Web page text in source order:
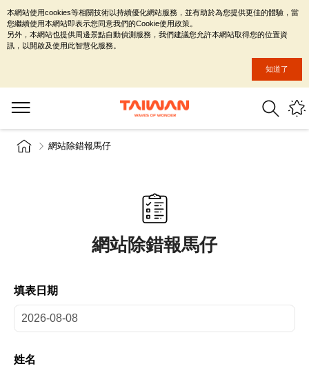
網站除錯報馬仔
網站除錯報馬仔
填表日期
姓名
本網站使用cookies等相關技術以持續優化網站服務，並有助於為您提供更佳的體驗，當
您繼續使用本網站即表示您同意我們的Cookie使用政策。
另外，本網站也提供周邊景點自動偵測服務，我們建議您允許本網站取得您的位置資
訊，以開啟及使用此智慧化服務。
知道了